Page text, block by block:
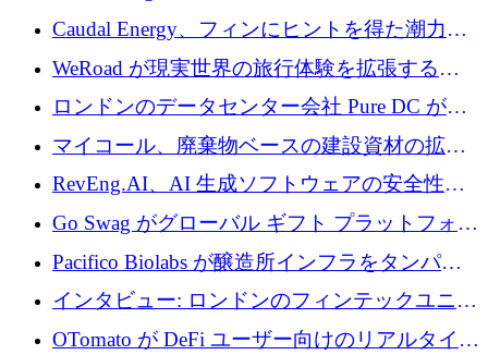
ロのディープテック基金を立ち上げる
菌薬耐性への取り組みに 500 万ポンドを寄付
Caudal Energy、フィンにヒントを得た潮力発
電技術の規模拡大に向けて 430 万ポンドを調
WeRoad が現実世界の旅行体験を拡張するた
めに 5,800 万ドルを獲得
ロンドンのデータセンター会社 Pure DC が欧
州と中東の拡張に 27 億ドルを確保
マイコール、廃棄物ベースの建設資材の拡大
に400万ポンドを投資
RevEng.AI、AI 生成ソフトウェアの安全性を
確保するために 1,500 万ドルを調達
Go Swag がグローバル ギフト プラットフォー
ムを拡大するために 500 万ドルを調達
Pacifico Biolabs が醸造所インフラをタンパク
質生産に転換するために 700 万ユーロを調達
インタビュー: ロンドンのフィンテックユニコ
ーン Tide の CEO、オリバー・プリル氏
OTomato が DeFi ユーザー向けのリアルタイム